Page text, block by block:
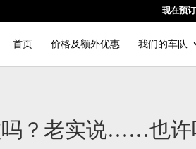
现在预订
首页 价格及额外优惠 我们的车队
吗？老实说……也许